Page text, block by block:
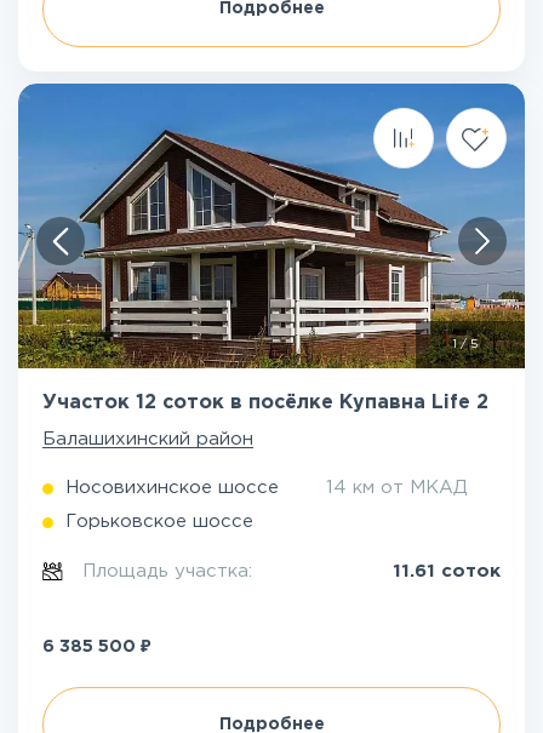
Подробнее
1/5
Участок 12 соток в посёлке Купавна Life 2
Балашихинский район
Носовихинское шоссе 14 км от МКАД
Горьковское шоссе
Площадь участка: 11.61 соток
6 385 500 ₽
Подробнее